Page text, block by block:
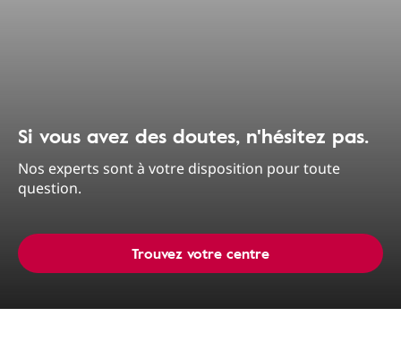
Si vous avez des doutes, n'hésitez pas.
Nos experts sont à votre disposition pour toute
question.
Trouvez votre centre